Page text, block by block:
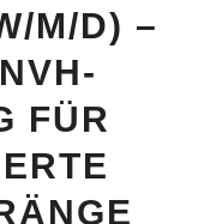
M/D) –
FÜR